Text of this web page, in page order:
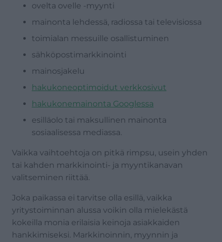
ovelta ovelle -myynti
mainonta lehdessä, radiossa tai televisiossa
toimialan messuille osallistuminen
sähköpostimarkkinointi
mainosjakelu
hakukoneoptimoidut verkkosivut
hakukonemainonta Googlessa
esilläolo tai maksullinen mainonta
sosiaalisessa mediassa.
Vaikka vaihtoehtoja on pitkä rimpsu, usein yhden
tai kahden markkinointi- ja myyntikanavan
valitseminen riittää.
Joka paikassa ei tarvitse olla esillä, vaikka
yritystoiminnan alussa voikin olla mielekästä
kokeilla monia erilaisia keinoja asiakkaiden
hankkimiseksi. Markkinoinnin, myynnin ja